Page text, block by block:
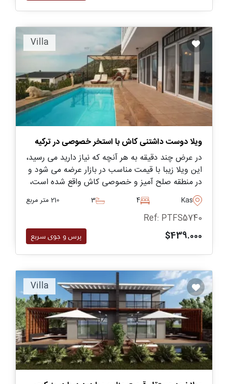
Villa
ویلا دوست داشتنی کاش با استخر خصوصی در ترکیه
در عرض چند دقیقه به هر آنچه که نیاز دارید می رسید،
این ویلا زیبا با قیمت مناسب در بازار عرضه می شود و
در منطقه صلح آمیز و خصوصی کاش واقع شده است،
مناسب برای افرادی که به دنبال لذت بردن از تعطیلات
طولانی تابستانی هستند یا برای همیشه زندگی کنند.
Kas
4
3 210 متر مربع
Ref: PTFS5740
$439.000 پرس و جوی سریع
Villa